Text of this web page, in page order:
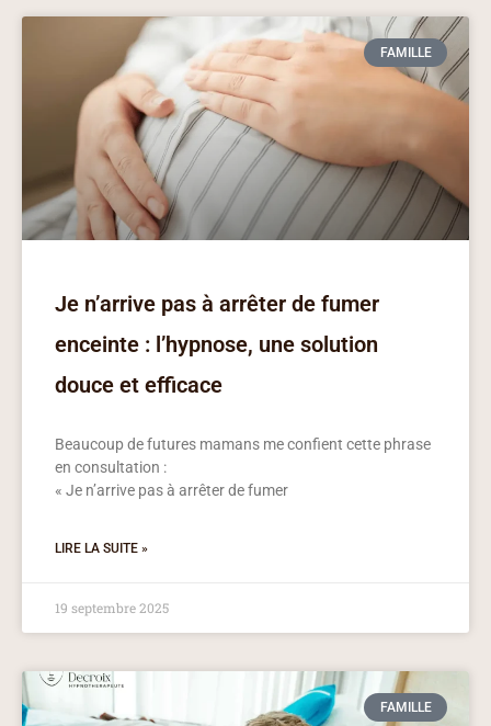
FAMILLE
Je n’arrive pas à arrêter de fumer
enceinte : l’hypnose, une solution
douce et efficace
Beaucoup de futures mamans me confient cette phrase
en consultation :
« Je n’arrive pas à arrêter de fumer
LIRE LA SUITE »
19 septembre 2025
FAMILLE